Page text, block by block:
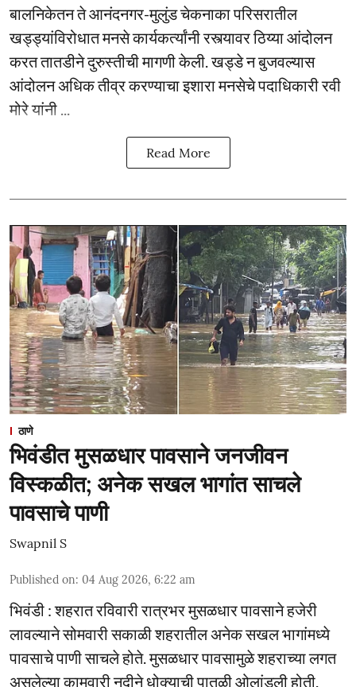
बालनिकेतन ते आनंदनगर-मुलुंड चेकनाका परिसरातील
खड्ड्यांविरोधात मनसे कार्यकर्त्यांनी रस्त्यावर ठिय्या आंदोलन
करत तातडीने दुरुस्तीची मागणी केली. खड्डे न बुजवल्यास
आंदोलन अधिक तीव्र करण्याचा इशारा मनसेचे पदाधिकारी रवी
मोरे यांनी ...
Read More
ठाणे
भिवंडीत मुसळधार पावसाने जनजीवन
विस्कळीत; अनेक सखल भागांत साचले
पावसाचे पाणी
Swapnil S
Published on: 04 Aug 2026, 6:22 am
भिवंडी : शहरात रविवारी रात्रभर मुसळधार पावसाने हजेरी
लावल्याने सोमवारी सकाळी शहरातील अनेक सखल भागांमध्ये
पावसाचे पाणी साचले होते. मुसळधार पावसामुळे शहराच्या लगत
असलेल्या कामवारी नदीने धोक्याची पातळी ओलांडली होती.